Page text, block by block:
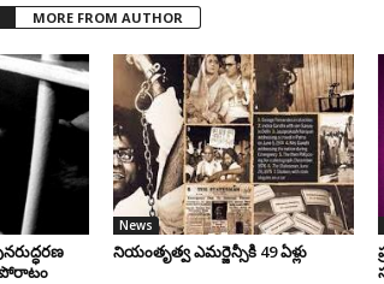
MORE FROM AUTHOR
పోరాటం
News
నియంతృత్వ ఎమర్జెన్సీకి 49 ఏళ్లు